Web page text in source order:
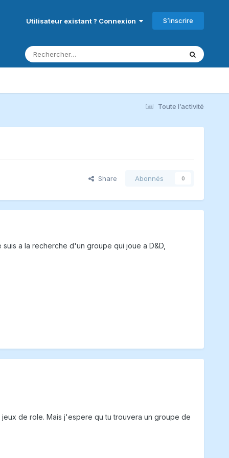
Utilisateur existant ? Connexion S’inscrire
Toute l’activité
Share Abonnés 0
suis a la recherche d'un groupe qui joue a D&D,
de role. Mais j'espere qu tu trouvera un groupe de